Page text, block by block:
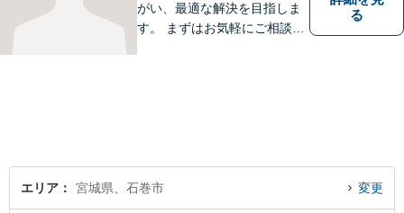
がい、最適な解決を目指しま
す。 まずはお気軽にご相談く
る
エリア 宮城県、石巻市 変更